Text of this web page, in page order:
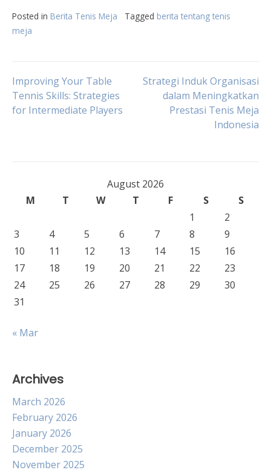
Posted in Berita Tenis Meja Tagged berita tentang tenis
meja
Post
navigation
Improving Your Table
Tennis Skills: Strategies
for Intermediate Players
Strategi Induk Organisasi
dalam Meningkatkan
Prestasi Tenis Meja
Indonesia
August 2026
M
T W T F S
S
1
2
3
4 5 6 7 8
9
10
11 12 13 14 15
16
17
18 19 20 21 22
23
24
25 26 27 28 29
30
31
« Mar
Archives
March 2026
February 2026
January 2026
December 2025
November 2025